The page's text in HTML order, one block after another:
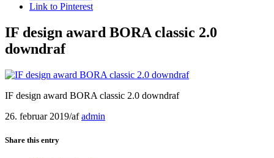
Link to Pinterest
IF design award BORA classic 2.0
downdraf
IF design award BORA classic 2.0 downdraf
26. februar 2019/afadmin
Share this entry